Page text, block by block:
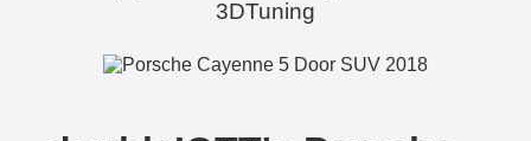
3DTuning